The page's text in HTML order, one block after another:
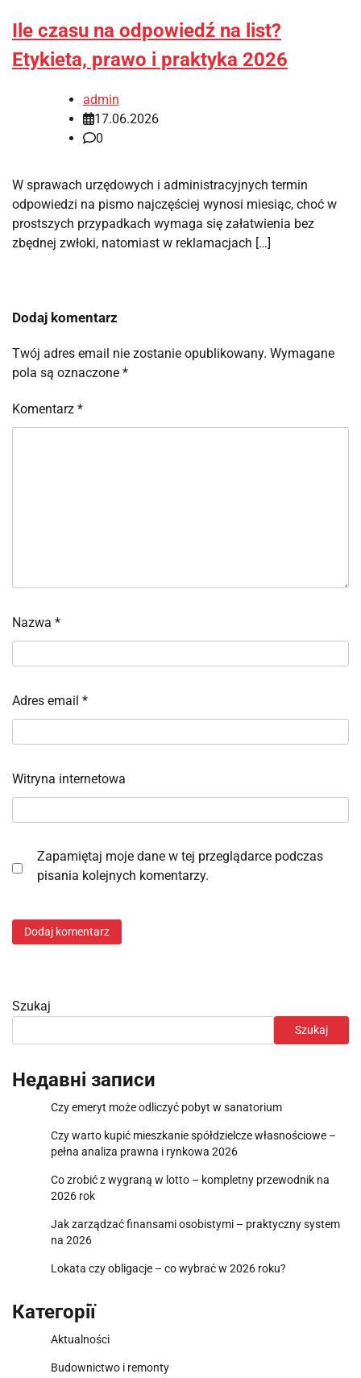
Ile czasu na odpowiedź na list?
Etykieta, prawo i praktyka 2026
admin
17.06.2026
0
W sprawach urzędowych i administracyjnych termin
odpowiedzi na pismo najczęściej wynosi miesiąc, choć w
prostszych przypadkach wymaga się załatwienia bez
zbędnej zwłoki, natomiast w reklamacjach […]
Dodaj komentarz
Twój adres email nie zostanie opublikowany. Wymagane
pola są oznaczone *
Komentarz *
Nazwa *
Adres email *
Witryna internetowa
Zapamiętaj moje dane w tej przeglądarce podczas
pisania kolejnych komentarzy.
Szukaj
Szukaj
Недавні записи
Czy emeryt może odliczyć pobyt w sanatorium
Czy warto kupić mieszkanie spółdzielcze własnościowe –
pełna analiza prawna i rynkowa 2026
Co zrobić z wygraną w lotto – kompletny przewodnik na
2026 rok
Jak zarządzać finansami osobistymi – praktyczny system
na 2026
Lokata czy obligacje – co wybrać w 2026 roku?
Категорії
Aktualności
Budownictwo i remonty